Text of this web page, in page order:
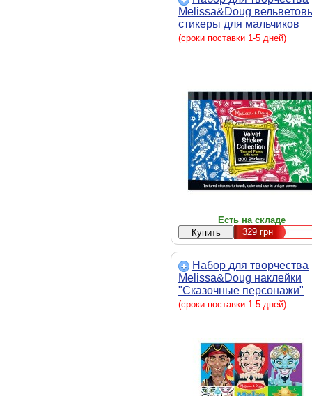
Melissa&Doug
стикеры для мальчиков
(MD4236)
(сроки поставки 1-5 дней)
Есть на складе
329грн
Набор для творчества
Melissa&Doug наклейки
"Сказочные персонажи"
(MD4237)
(сроки поставки 1-5 дней)